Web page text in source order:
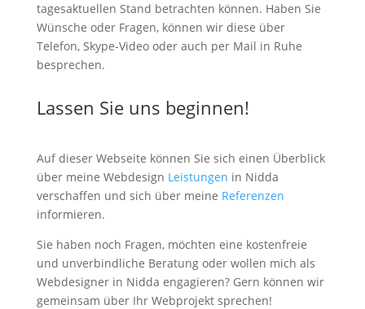
tagesaktuellen Stand betrachten können. Haben Sie
Wünsche oder Fragen, können wir diese über
Telefon, Skype-Video oder auch per Mail in Ruhe
besprechen.
Lassen Sie uns beginnen!
Auf dieser Webseite können Sie sich einen Überblick
über meine Webdesign Leistungen in Nidda
verschaffen und sich über meine Referenzen
informieren.
Sie haben noch Fragen, möchten eine kostenfreie
und unverbindliche Beratung oder wollen mich als
Webdesigner in Nidda engagieren? Gern können wir
gemeinsam über Ihr Webprojekt sprechen!